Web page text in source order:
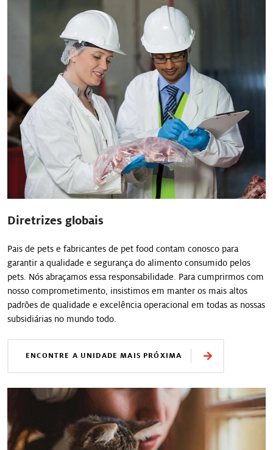
Diretrizes globais
Pais de pets e fabricantes de pet food contam conosco para
garantir a qualidade e segurança do alimento consumido pelos
pets. Nós abraçamos essa responsabilidade. Para cumprirmos com
nosso comprometimento, insistimos em manter os mais altos
padrões de qualidade e excelência operacional em todas as nossas
subsidiárias no mundo todo.
ENCONTRE A UNIDADE MAIS PRÓXIMA